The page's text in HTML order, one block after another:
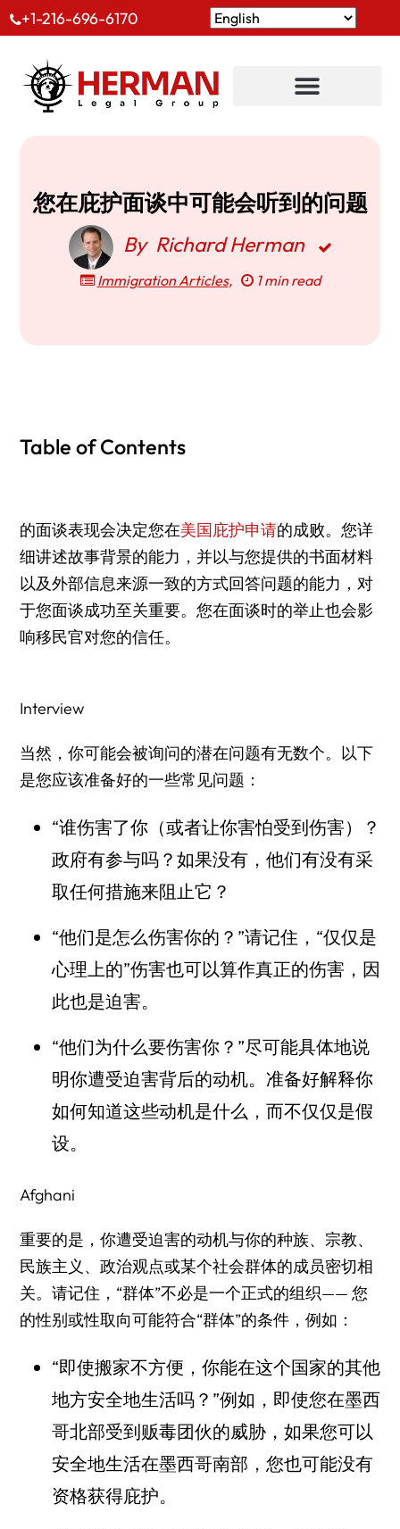
+1-216-696-6170
您在庇护面谈中可能会听到的问题
By Richard Herman
Immigration Articles, 1 min read
Table of Contents
的面谈表现会决定您在美国庇护申请的成败。您详
细讲述故事背景的能力，并以与您提供的书面材料
以及外部信息来源一致的方式回答问题的能力，对
于您面谈成功至关重要。您在面谈时的举止也会影
响移民官对您的信任。
Interview
当然，你可能会被询问的潜在问题有无数个。以下
是您应该准备好的一些常见问题：
“谁伤害了你（或者让你害怕受到伤害）？
政府有参与吗？如果没有，他们有没有采
取任何措施来阻止它？
“他们是怎么伤害你的？”请记住，“仅仅是
心理上的”伤害也可以算作真正的伤害，因
此也是迫害。
“他们为什么要伤害你？”尽可能具体地说
明你遭受迫害背后的动机。准备好解释你
如何知道这些动机是什么，而不仅仅是假
设。
Afghani
重要的是，你遭受迫害的动机与你的种族、宗教、
民族主义、政治观点或某个社会群体的成员密切相
关。请记住，“群体”不必是一个正式的组织—— 您
的性别或性取向可能符合“群体”的条件，例如：
“即使搬家不方便，你能在这个国家的其他
地方安全地生活吗？”例如，即使您在墨西
哥北部受到贩毒团伙的威胁，如果您可以
安全地生活在墨西哥南部，您也可能没有
资格获得庇护。